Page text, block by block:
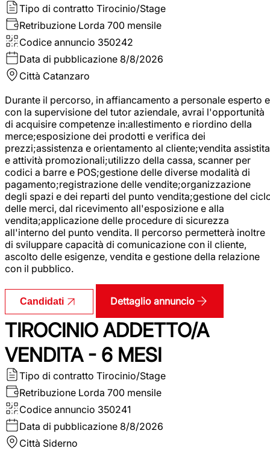
Tipo di contratto Tirocinio/Stage
Retribuzione Lorda 700 mensile
Codice annuncio 350242
Data di pubblicazione 8/8/2026
Città Catanzaro
Durante il percorso, in affiancamento a personale esperto e
con la supervisione del tutor aziendale, avrai l'opportunità
di acquisire competenze in:allestimento e riordino della
merce;esposizione dei prodotti e verifica dei
prezzi;assistenza e orientamento al cliente;vendita assistita
e attività promozionali;utilizzo della cassa, scanner per
codici a barre e POS;gestione delle diverse modalità di
pagamento;registrazione delle vendite;organizzazione
degli spazi e dei reparti del punto vendita;gestione del
delle merci, dal ricevimento all'esposizione e alla
vendita;applicazione delle procedure di sicurezza
all'interno del punto vendita. Il percorso permetterà inoltre
di sviluppare capacità di comunicazione con il cliente,
ascolto delle esigenze, vendita e gestione della relazione
con il pubblico.
Candidati Dettaglio annuncio
TIROCINIO ADDETTO/A
VENDITA - 6 MESI
Tipo di contratto Tirocinio/Stage
Retribuzione Lorda 700 mensile
Codice annuncio 350241
Data di pubblicazione 8/8/2026
Città Siderno